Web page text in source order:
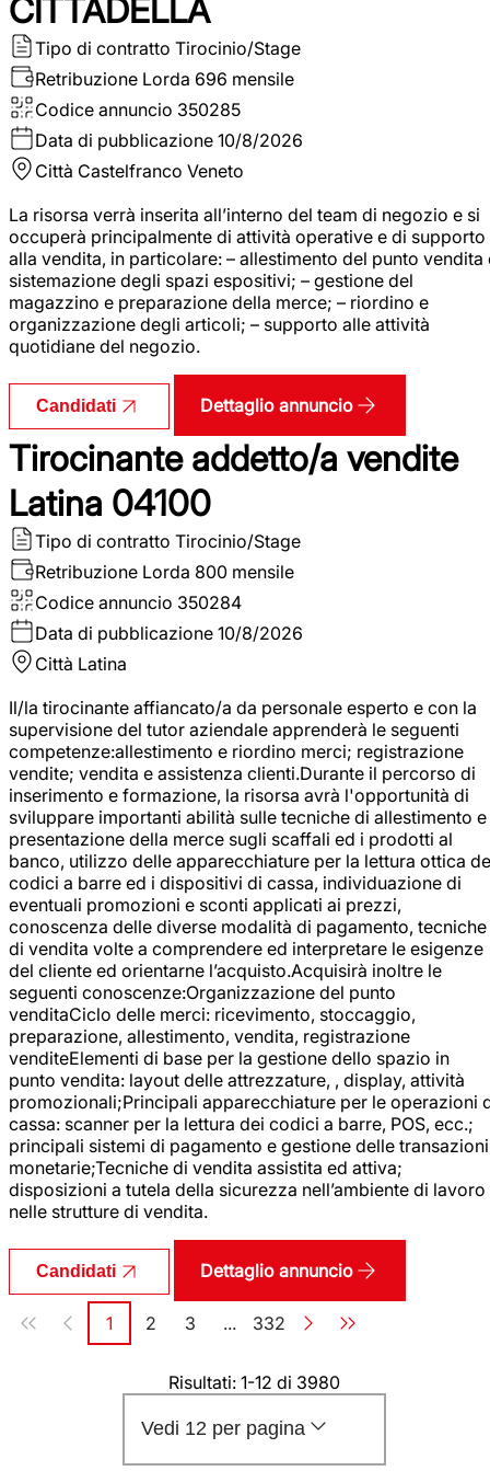
CITTADELLA
Tipo di contratto Tirocinio/Stage
Retribuzione Lorda 696 mensile
Codice annuncio 350285
Data di pubblicazione 10/8/2026
Città Castelfranco Veneto
La risorsa verrà inserita all’interno del team di negozio e si
occuperà principalmente di attività operative e di supporto
alla vendita, in particolare: – allestimento del punto vendita
sistemazione degli spazi espositivi; – gestione del
magazzino e preparazione della merce; – riordino e
organizzazione degli articoli; – supporto alle attività
quotidiane del negozio.
Candidati Dettaglio annuncio
Tirocinante addetto/a vendite
Latina 04100
Tipo di contratto Tirocinio/Stage
Retribuzione Lorda 800 mensile
Codice annuncio 350284
Data di pubblicazione 10/8/2026
Città Latina
Il/la tirocinante affiancato/a da personale esperto e con la
supervisione del tutor aziendale apprenderà le seguenti
competenze:allestimento e riordino merci; registrazione
vendite; vendita e assistenza clienti.Durante il percorso di
inserimento e formazione, la risorsa avrà l'opportunità di
sviluppare importanti abilità sulle tecniche di allestimento e
presentazione della merce sugli scaffali ed i prodotti al
banco, utilizzo delle apparecchiature per la lettura ottica
codici a barre ed i dispositivi di cassa, individuazione di
eventuali promozioni e sconti applicati ai prezzi,
conoscenza delle diverse modalità di pagamento, tecniche
di vendita volte a comprendere ed interpretare le esigenze
del cliente ed orientarne l’acquisto.Acquisirà inoltre le
seguenti conoscenze:Organizzazione del punto
venditaCiclo delle merci: ricevimento, stoccaggio,
preparazione, allestimento, vendita, registrazione
venditeElementi di base per la gestione dello spazio in
punto vendita: layout delle attrezzature, , display, attività
promozionali;Principali apparecchiature per le operazioni
cassa: scanner per la lettura dei codici a barre, POS, ecc.;
principali sistemi di pagamento e gestione delle transazioni
monetarie;Tecniche di vendita assistita ed attiva;
disposizioni a tutela della sicurezza nell’ambiente di lavoro
nelle strutture di vendita.
Candidati Dettaglio annuncio
Paginazione
Pagina
1 Pagina
2 Pagina
3 ... Pagina
332
Risultati: 1-12 di 3980
Vedi 12 per pagina